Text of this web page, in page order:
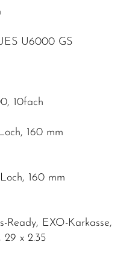
U6000 GS
10fach
160 mm
160 mm
Ready, EXO-Karkasse,
x 2.35